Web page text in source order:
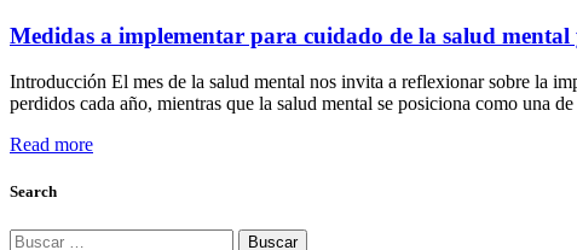
Medidas a implementar para cuidado de la salud
Introducción El mes de la salud mental nos invita a reflexionar sobre la
perdidos cada año, mientras que la salud mental se posiciona como una
Read more
Search
Buscar: